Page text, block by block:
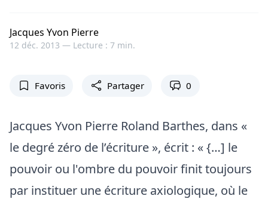
Jacques Yvon Pierre
12 déc. 2013 — Lecture : 7 min.
Favoris Partager 0
Jacques Yvon Pierre Roland Barthes, dans «
le degré zéro de l’écriture », écrit : « {…] le
pouvoir ou l'ombre du pouvoir finit toujours
par instituer une écriture axiologique, où le